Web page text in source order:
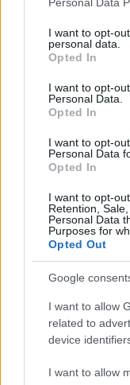
not limited to your
grant or deny
use your data for
consent section.
I want to opt-
personal data.
Opted In
I want to opt-
Personal Data.
Opted In
I want to opt-
Personal Data
Opted In
I want to opt-
Retention,
Personal Data
Purposes for
Opted Out
Google
I want to allow
related to
device
I want to allow
A Bocuse
világevő•2015. április 28.
A Bocuse d'Or
legröhejesebb
magyar
és persze a
bemutatásáról a
került a fejére az
Itt van a
Bocuse
világevő•2015. január 14.
Molnár Gábor
szerencsében